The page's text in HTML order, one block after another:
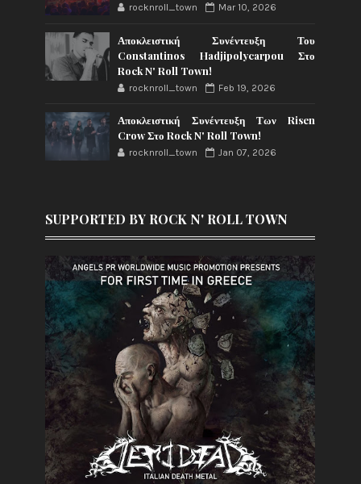
rocknroll_town Mar 10, 2026
Αποκλειστική Συνέντευξη Του
Constantinos Hadjipolycarpou Στο
Rock N' Roll Town!
rocknroll_town Feb 19, 2026
Αποκλειστική Συνέντευξη Των Risen
Crow Στο Rock N' Roll Town!
rocknroll_town Jan 07, 2026
SUPPORTED BY ROCK N' ROLL TOWN